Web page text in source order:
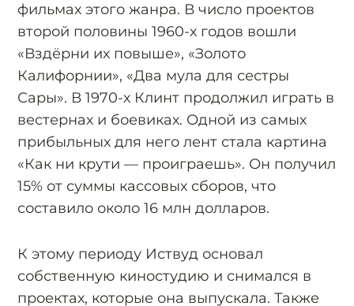
фильмах этого жанра. В число проектов
второй половины 1960-х годов вошли
«Вздёрни их повыше», «Золото
Калифорнии», «Два мула для сестры
Сары». В 1970-х Клинт продолжил играть в
вестернах и боевиках. Одной из самых
прибыльных для него лент стала картина
«Как ни крути — проиграешь». Он получил
15% от суммы кассовых сборов, что
составило около 16 млн долларов.
К этому периоду Иствуд основал
собственную киностудию и снимался в
проектах, которые она выпускала. Также